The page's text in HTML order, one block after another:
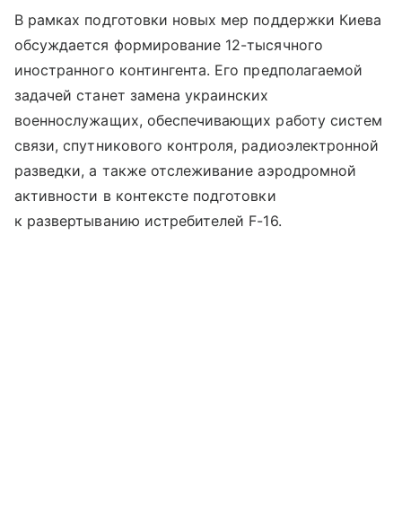
В рамках подготовки новых мер поддержки Киева
обсуждается формирование 12-тысячного
иностранного контингента. Его предполагаемой
задачей станет замена украинских
военнослужащих, обеспечивающих работу систем
связи, спутникового контроля, радиоэлектронной
разведки, а также отслеживание аэродромной
активности в контексте подготовки
к развертыванию истребителей F-16.